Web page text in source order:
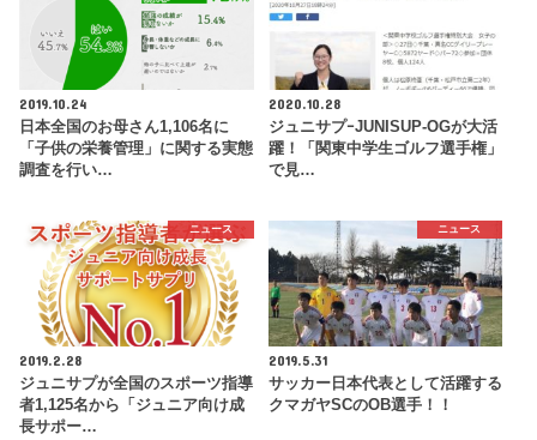
2019.10.24
日本全国のお母さん1,106名に
「子供の栄養管理」に関する実態
調査を行い…
2020.10.28
ジュニサプｰJUNISUP-OGが大活
躍！「関東中学生ゴルフ選手権」
で見…
ニュース
2019.2.28
ジュニサプが全国のスポーツ指導
者1,125名から「ジュニア向け成
長サポー…
ニュース
2019.5.31
サッカー日本代表として活躍する
クマガヤSCのOB選手！！